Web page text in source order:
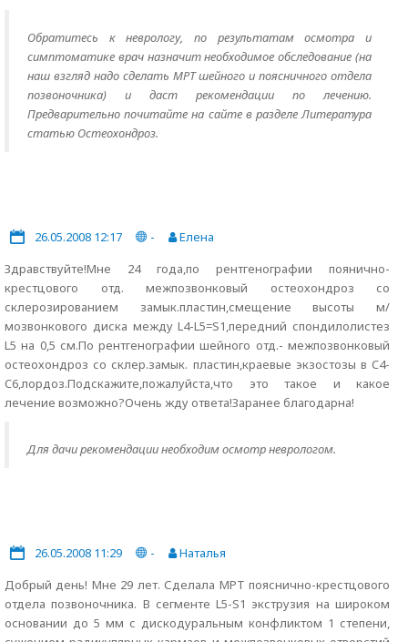
Обратитесь к неврологу, по результатам осмотра и
симптоматике врач назначит необходимое обследование (на
наш взгляд надо сделать МРТ шейного и поясничного отдела
позвоночника) и даст рекомендации по лечению.
Предварительно почитайте на сайте в разделе Литература
статью Остеохондроз.
26.05.2008 12:17 -
Елена
Здравствуйте!Мне 24 года,по рентгенографии поянично-
крестцового отд. межпозвонковый остеохондроз со
склерозированием замык.пластин,смещение высоты м/
мозвонкового диска между L4-L5=S1,передний спондилолистез
L5 на 0,5 см.По рентгенографии шейного отд.- межпозвонковый
остеохондроз со склер.замык. пластин,краевые экзостозы в C4-
C6,лордоз.Подскажите,пожалуйста,что это такое и какое
лечение возможно?Очень жду ответа!Заранее благодарна!
Для дачи рекомендации необходим осмотр неврологом.
26.05.2008 11:29 -
Наталья
Добрый день! Мне 29 лет. Сделала МРТ пояснично-крестцового
отдела позвоночника. В сегменте L5-S1 экструзия на широком
основании до 5 мм с дискодуральным конфликтом 1 степени,